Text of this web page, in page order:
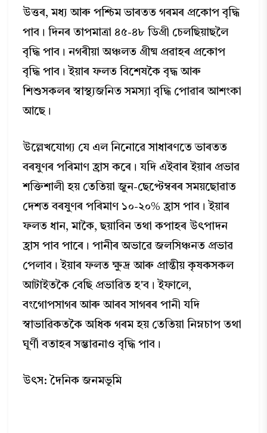
উত্তৰ, মধ্য আৰু পশ্চিম ভাৰতত গৰমৰ প্রকোপ বৃদ্ধি
পাব। দিনৰ তাপমাত্রা ৪৫-৪৮ ডিগ্রী চেলছিয়াছলৈ
বৃদ্ধি পাব। নগৰীয়া অঞ্চলত গ্রীষ্ম প্ৰৱাহৰ প্রকোপ
বৃদ্ধি পাব। ইয়াৰ ফলত বিশেষকৈ বৃদ্ধ আৰু
শিশুসকলৰ স্বাস্থ্যজনিত সমস্যা বৃদ্ধি পোৱাৰ আশংকা
আছে।
উল্লেখযোগ্য যে এল নিনোৱে সাধাৰণতে ভাৰতত
বৰষুণৰ পৰিমাণ হ্রাস কৰে। যদি এইবাৰ ইয়াৰ প্ৰভাৱ
শক্তিশালী হয় তেতিয়া জুন-ছেপ্টেম্বৰৰ সময়ছোৱাত
দেশত বৰষুণৰ পৰিমাণ ১০-২০% হ্রাস পাব। ইয়াৰ
ফলত ধান, মাকৈ, ছয়াবিন তথা কপাহৰ উৎপাদন
হ্রাস পাব পাৰে। পানীৰ অভাৱে জলসিঞ্চনত প্ৰভাৱ
পেলাব। ইয়াৰ ফলত ক্ষুদ্র আৰু প্ৰান্তীয় কৃষকসকল
আটাইতকৈ বেছি প্ৰভাৱিত হ'ব। ইফালে,
বংগোপসাগৰ আৰু আৰব সাগৰৰ পানী যদি
স্বাভাৱিকতকৈ অধিক গৰম হয় তেতিয়া নিম্নচাপ তথা
ঘূর্ণী বতাহৰ সম্ভাৱনাও বৃদ্ধি পাব।
উৎস: দৈনিক জনমভূমি